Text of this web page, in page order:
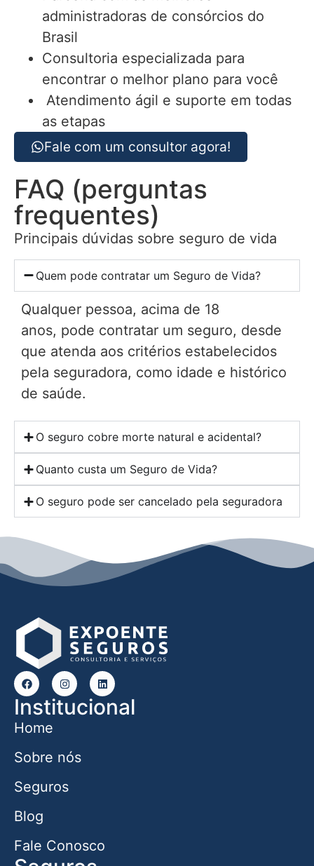
administradoras de consórcios do
Brasil
Consultoria especializada para
encontrar o melhor plano para você
Atendimento ágil e suporte em todas
as etapas
Fale com um consultor agora!
FAQ (perguntas
frequentes)
Principais dúvidas sobre seguro de vida
Quem pode contratar um Seguro de Vida?
Qualquer pessoa, acima de 18
anos, pode contratar um seguro, desde
que atenda aos critérios estabelecidos
pela seguradora, como idade e histórico
de saúde.
O seguro cobre morte natural e acidental?
Quanto custa um Seguro de Vida?
O seguro pode ser cancelado pela seguradora
Institucional
Home
Sobre nós
Seguros
Blog
Fale Conosco